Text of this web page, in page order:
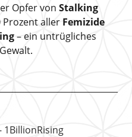
Opfer von Stalking
Prozent aller Femizide
– ein untrügliches